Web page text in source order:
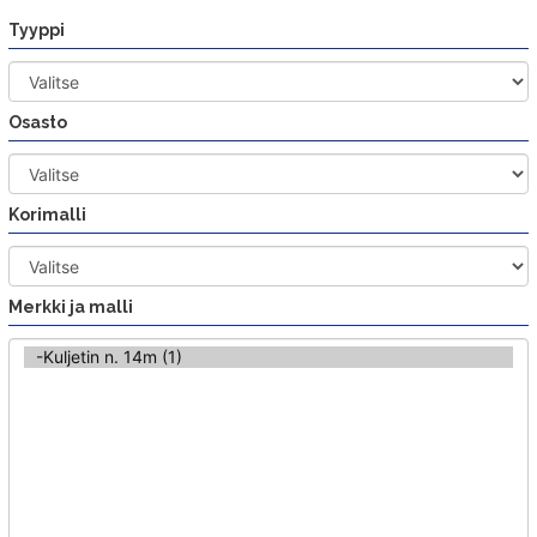
sisältöön
Tyyppi
Osasto
Korimalli
Merkki ja malli